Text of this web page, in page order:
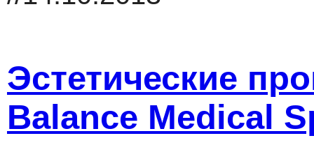
Эстетические
Balance Medical